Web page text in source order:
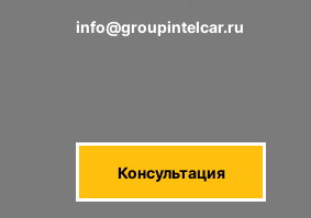
info@groupintelcar.ru
Консультация